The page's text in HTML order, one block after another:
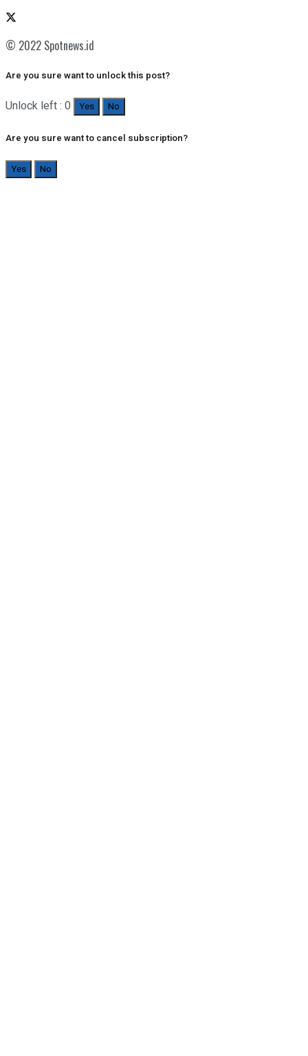
© 2022 Spotnews.id
Are you sure want to unlock this post?
Unlock left : 0 Yes No
Are you sure want to cancel subscription?
Yes No